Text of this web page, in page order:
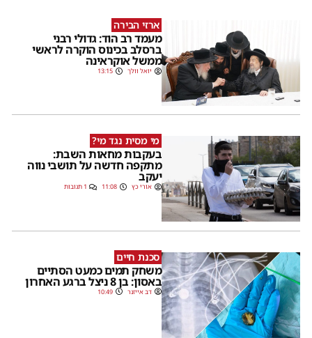
ארזי הבירה
מעמד רב הוד: גדולי רבני
ברסלב בכינוס הוקרה לראשי
ממשל אוקראינה
יואל וולך 13:15
מי מסית נגד מי?
בעקבות מחאות השבת:
מתקפה חדשה על תושבי נווה
יעקב
אורי כץ 11:08 1 תגובות
סכנת חיים
משחק תמים כמעט הסתיים
באסון: בן 8 ניצל ברגע האחרון
דב אייזנר 10:49